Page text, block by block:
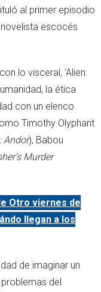
al primer episodio
escocés
lo visceral, ‘Alien:
la ética
con un elenco
Timothy Olyphant
Andor), Babou
Murder
Otro viernes de
llegan a los
de imaginar un
del